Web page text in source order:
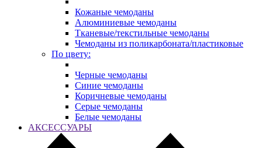
Кожаные чемоданы
Алюминиевые чемоданы
Тканевые/текстильные чемоданы
Чемоданы из поликарбоната/пластиковые
По цвету:
Черные чемоданы
Синие чемоданы
Коричневые чемоданы
Серые чемоданы
Белые чемоданы
АКСЕССУАРЫ